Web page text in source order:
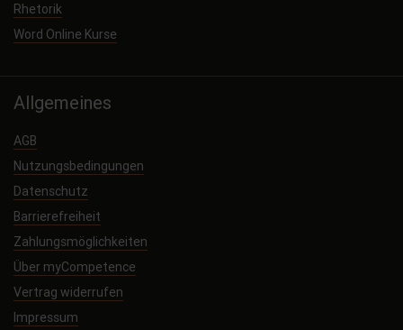
Rhetorik
Word Online Kurse
Allgemeines
AGB
Nutzungsbedingungen
Datenschutz
Barrierefreiheit
Zahlungsmöglichkeiten
Über myCompetence
Vertrag widerrufen
Impressum